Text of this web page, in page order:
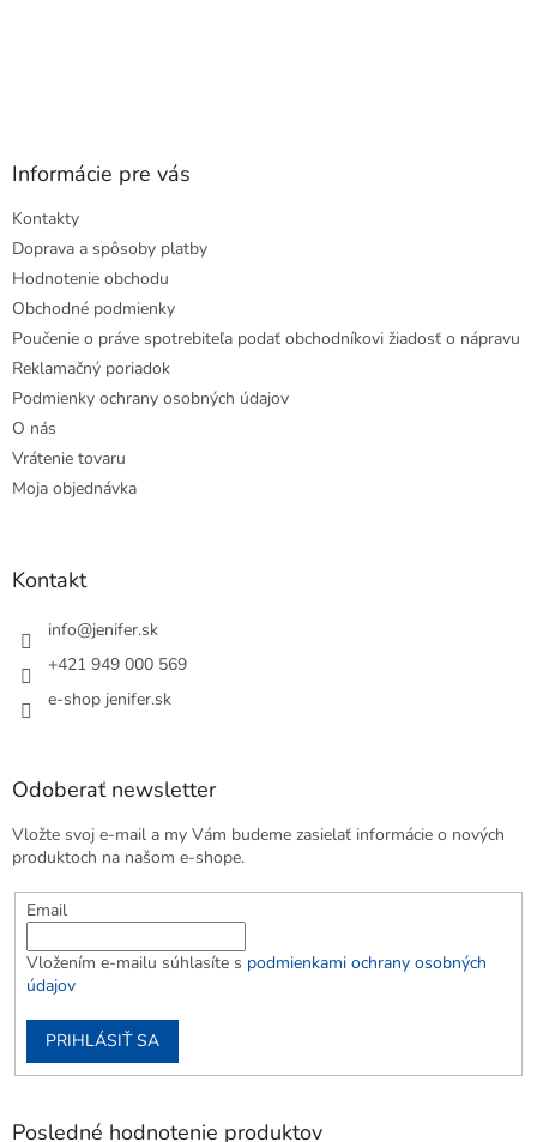
Informácie pre vás
Kontakty
Doprava a spôsoby platby
Hodnotenie obchodu
Obchodné podmienky
Poučenie o práve spotrebiteľa podať obchodníkovi žiadosť o nápravu
Reklamačný poriadok
Podmienky ochrany osobných údajov
O nás
Vrátenie tovaru
Moja objednávka
Kontakt
info@jenifer.sk
+421 949 000 569
e-shop jenifer.sk
Odoberať newsletter
Vložte svoj e-mail a my Vám budeme zasielať informácie o nových
produktoch na našom e-shope.
Email
Vložením e-mailu súhlasíte s podmienkami ochrany osobných
údajov
PRIHLÁSIŤ SA
Posledné hodnotenie produktov